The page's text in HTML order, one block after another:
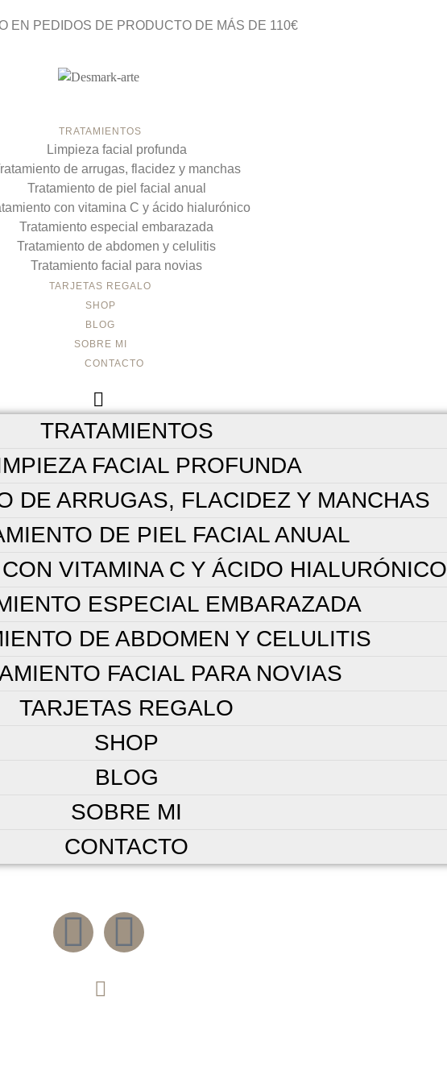
EN PEDIDOS DE PRODUCTO DE MÁS DE 110€
TRATAMIENTOS
Limpieza facial profunda
de arrugas, flacidez y manchas
Tratamiento de piel facial anual
con vitamina C y ácido hialurónico
Tratamiento especial embarazada
Tratamiento de abdomen y celulitis
Tratamiento facial para novias
TARJETAS REGALO
SHOP
BLOG
SOBRE MI
CONTACTO
TRATAMIENTOS
FACIAL PROFUNDA
DE ARRUGAS, FLACIDEZ Y MANCHAS
DE PIEL FACIAL ANUAL
VITAMINA C Y ÁCIDO HIALURÓNICO
ESPECIAL EMBARAZADA
DE ABDOMEN Y CELULITIS
FACIAL PARA NOVIAS
TARJETAS REGALO
SHOP
BLOG
SOBRE MI
CONTACTO